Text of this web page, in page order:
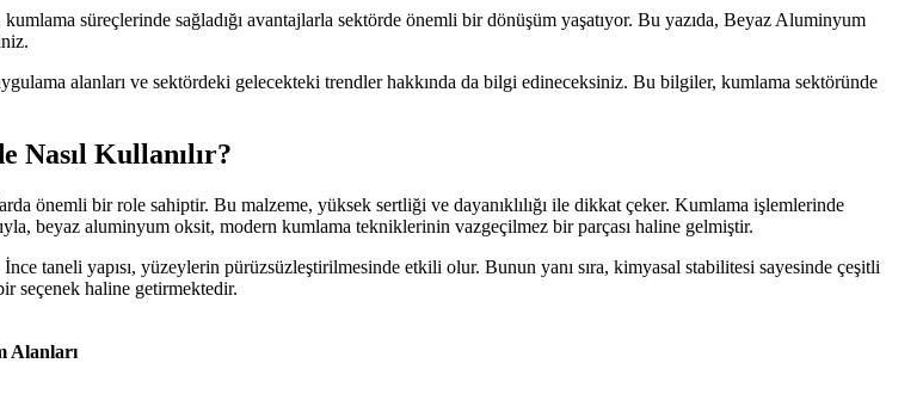
süreçlerinde sağladığı avantajlarla sektörde önemli bir dönüşüm yaşatıyor. Bu yazıda, Beyaz Aluminyum
alanları ve sektördeki gelecekteki trendler hakkında da bilgi edineceksiniz. Bu bilgiler, kumlama sektöründe
Nasıl Kullanılır?
önemli bir role sahiptir. Bu malzeme, yüksek sertliği ve dayanıklılığı ile dikkat çeker. Kumlama işlemlerinde
beyaz aluminyum oksit, modern kumlama tekniklerinin vazgeçilmez bir parçası haline gelmiştir.
taneli yapısı, yüzeylerin pürüzsüzleştirilmesinde etkili olur. Bunun yanı sıra, kimyasal stabilitesi sayesinde çeşitli
seçenek haline getirmektedir.
Alanları